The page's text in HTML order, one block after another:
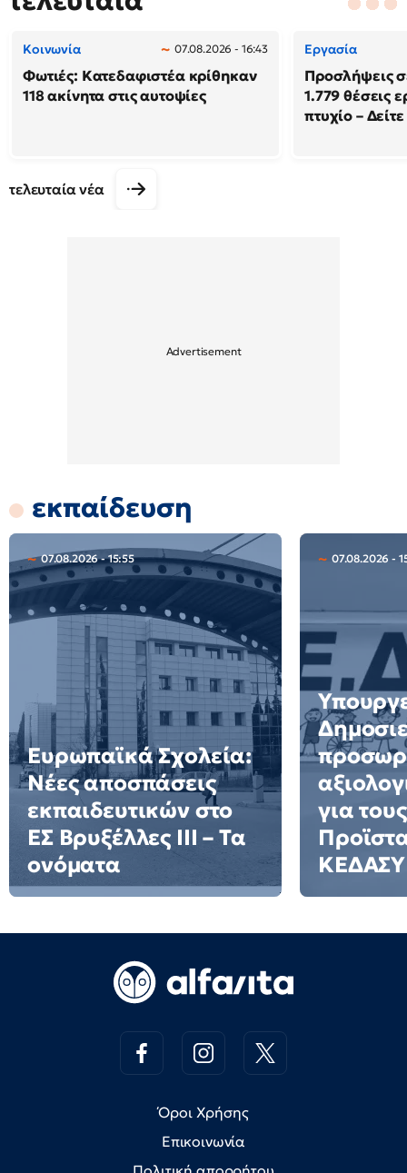
Κοινωνία 07.08.2026 - 16:43
Φωτιές: Κατεδαφιστέα κρίθηκαν
118 ακίνητα στις αυτοψίες
Εργασία
Προσλήψεις
1.779 θέσεις
πτυχίο –
τελευταία νέα
εκπαίδευση
07.08.2026 - 15:55
Ευρωπαϊκά Σχολεία:
Νέες αποσπάσεις
εκπαιδευτικών στο
ΕΣ Βρυξέλλες ΙΙΙ – Τα
ονόματα
07.08.2026 -
για τους
ΚΕΔΑΣΥ
Όροι Χρήσης
Επικοινωνία